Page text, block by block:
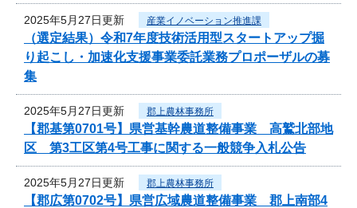
2025年5月27日更新 産業イノベーション推進課
（選定結果）令和7年度技術活用型スタートアップ掘
り起こし・加速化支援事業委託業務プロポーザルの募
集
2025年5月27日更新 郡上農林事務所
【郡基第0701号】県営基幹農道整備事業 高鷲北部地
区 第3工区第4号工事に関する一般競争入札公告
2025年5月27日更新 郡上農林事務所
【郡広第0702号】県営広域農道整備事業 郡上南部4